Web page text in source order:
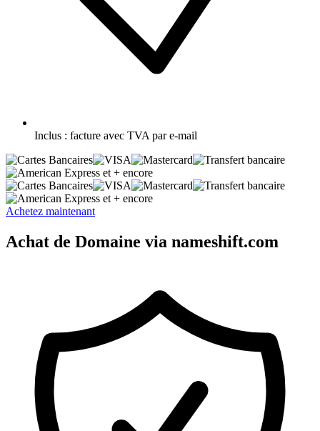
Inclus : facture avec TVA par e-mail
et + encore
et + encore
Achetez maintenant
Achat de Domaine via nameshift.com